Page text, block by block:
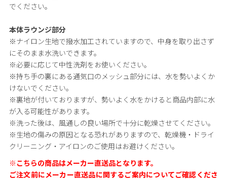
でください。
本体ラウンジ部分
※ナイロン生地で撥水加工されていますので、中身を取り出さず
にそのまま水洗いできます。
※必要に応じて中性洗剤をお使いください。
※持ち手の裏にある通気口のメッシュ部分には、水を勢いよくか
けないでください。
※裏地が付いておりますが、勢いよく水をかけると商品内部に水
が入る可能性があります。
※洗った後は、風通しの良い場所で十分に乾燥させてください。
※生地の傷みの原因となる恐れがありますので、乾燥機・ドライ
クリーニング・アイロンのご使用はお避けください。
※こちらの商品はメーカー直送品となります。
ご注文前にメーカー直送品に関するご案内についてご確認くださ